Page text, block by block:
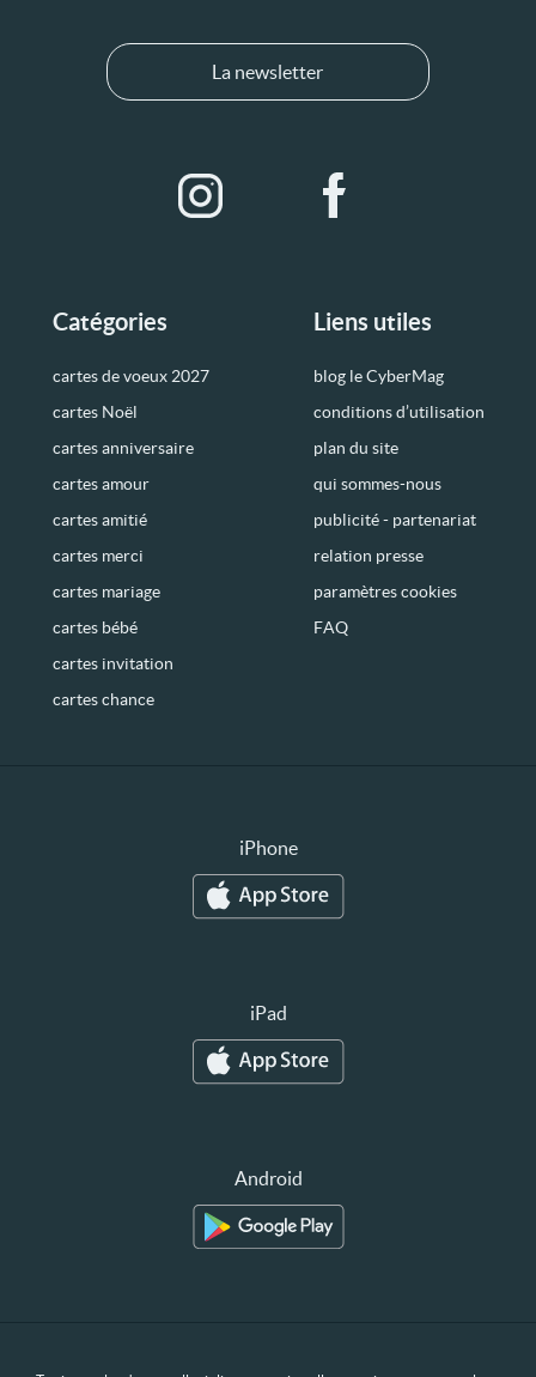
Catégories
cartes de voeux 2027
cartes Noël
cartes anniversaire
cartes amour
cartes amitié
cartes merci
cartes mariage
cartes bébé
cartes invitation
cartes chance
Liens utiles
blog le CyberMag
conditions d’utilisation
plan du site
qui sommes-nous
publicité - partenariat
relation presse
paramètres cookies
FAQ
La newsletter
iPhone
iPad
Android